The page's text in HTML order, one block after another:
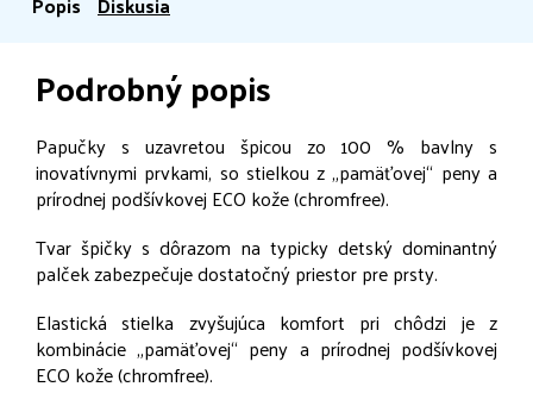
Podrobný popis
Papučky s uzavretou špicou zo 100 % bavlny s
inovatívnymi prvkami, so stielkou z „pamäťovej“ peny a
prírodnej podšívkovej ECO kože (chromfree).
Tvar špičky s dôrazom na typicky detský dominantný
palček zabezpečuje dostatočný priestor pre prsty.
Elastická stielka zvyšujúca komfort pri chôdzi je z
kombinácie „pamäťovej“ peny a prírodnej podšívkovej
ECO kože (chromfree).